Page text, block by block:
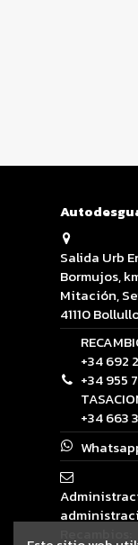
Salida Urb
Bormujos,
Mitación,
41110
+34 692
+34 955
+34 663